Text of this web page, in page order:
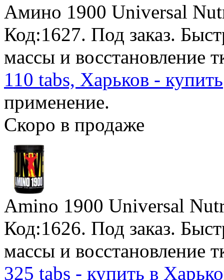
Амино 1900 Universal
Код:1627. Под заказ.
массы и восстановление
110 tabs, Харьков - купить
применение.
Скоро в продаже
Amino 1900 Universal
Код:1626. Под заказ.
массы и восстановление
325 tabs - купить в